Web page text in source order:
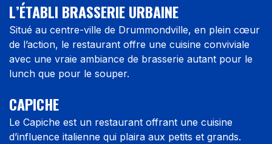
L’ÉTABLI BRASSERIE URBAINE
Situé au centre-ville de Drummondville, en plein cœur
de l’action, le restaurant offre une cuisine conviviale
avec une vraie ambiance de brasserie autant pour le
lunch que pour le souper.
CAPICHE
Le Capiche est un restaurant offrant une cuisine
d’influence italienne qui plaira aux petits et grands.